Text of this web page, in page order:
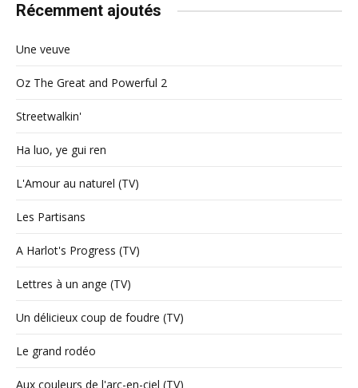
Récemment ajoutés
Une veuve
Oz The Great and Powerful 2
Streetwalkin'
Ha luo, ye gui ren
L'Amour au naturel (TV)
Les Partisans
A Harlot's Progress (TV)
Lettres à un ange (TV)
Un délicieux coup de foudre (TV)
Le grand rodéo
Aux couleurs de l'arc-en-ciel (TV)